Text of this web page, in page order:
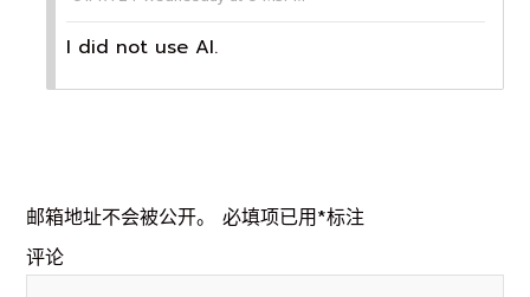
I did not use AI.
邮箱地址不会被公开。
必填项已用*标注
评论